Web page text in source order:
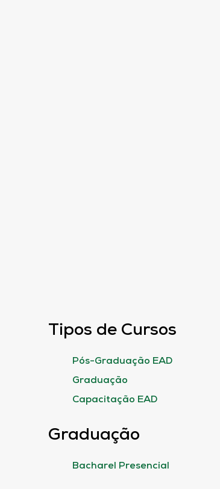
Tipos de Cursos
Pós-Graduação EAD
Graduação
Capacitação EAD
Graduação
Bacharel Presencial